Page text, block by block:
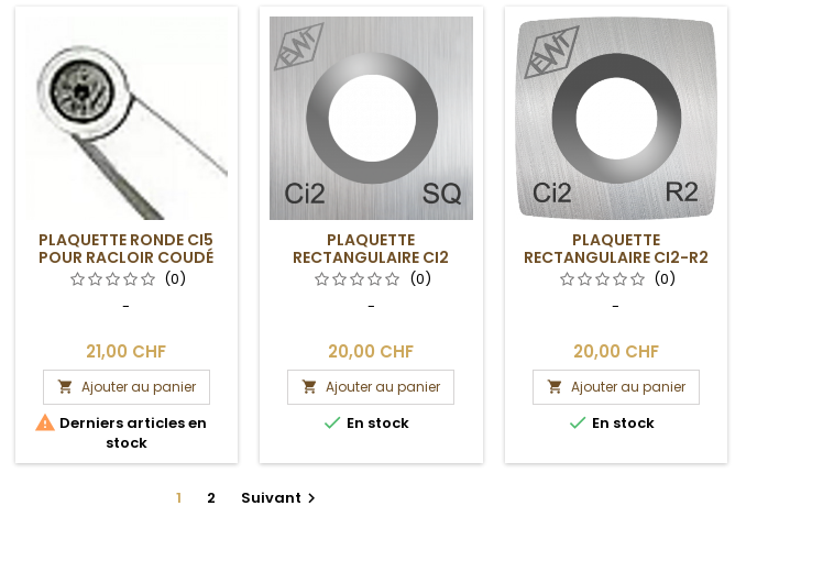
PLAQUETTE RONDE CI5
POUR RACLOIR COUDÉ
EASY WOOD TOOLS
(0)
-
21,00 CHF
 Ajouter au panier
 Derniers articles en
stock
PLAQUETTE
RECTANGULAIRE CI2
POUR RACLOIR EASY
WOOD TOOLS
(0)
-
20,00 CHF
 Ajouter au panier
 En stock
PLAQUETTE
RECTANGULAIRE CI2-R2
POUR RACLOIR EASY
WOOD TOOLS
(0)
-
20,00 CHF
 Ajouter au panier
 En stock
1 2 Suivant 